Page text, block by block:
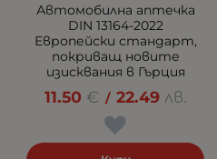
Автомобилна аптечка
DIN 13164-2022
Европейски стандарт,
покриващ новите
изисквания в Гърция
11.50 € / 22.49 лв.